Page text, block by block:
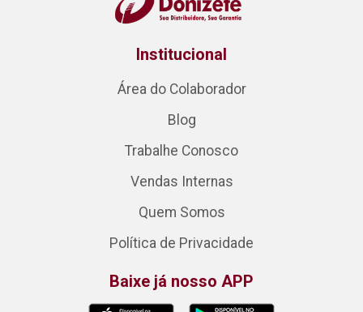
Institucional
Área do Colaborador
Blog
Trabalhe Conosco
Vendas Internas
Quem Somos
Política de Privacidade
Baixe já nosso APP